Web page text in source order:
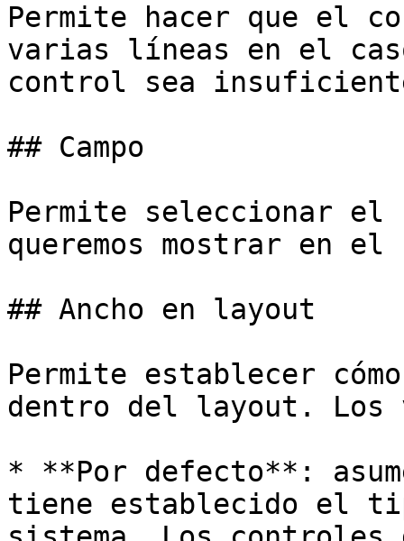
Permite hacer que el
varias líneas en el
control sea
## Campo
Permite seleccionar el
queremos mostrar en
## Ancho en layout
Permite establecer
dentro del layout. Los
* **Por defecto**:
tiene establecido el